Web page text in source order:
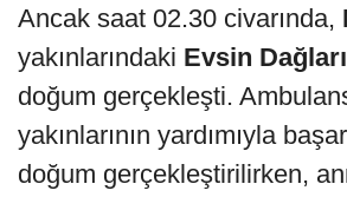
Ancak saat 02.30 civarında,
yakınlarındaki Evsin Dağları
doğum gerçekleşti.
yakınlarının yardımıyla
doğum gerçekleştirilirken,